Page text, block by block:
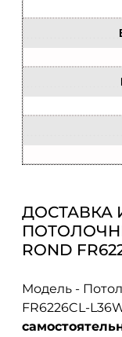
ДОСТАВКА
ROND
Модель -
FR6226CL-